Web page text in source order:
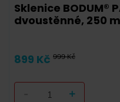
Sklenice BODUM®
dvoustěnné, 250
899 Kč 999 Kč
+